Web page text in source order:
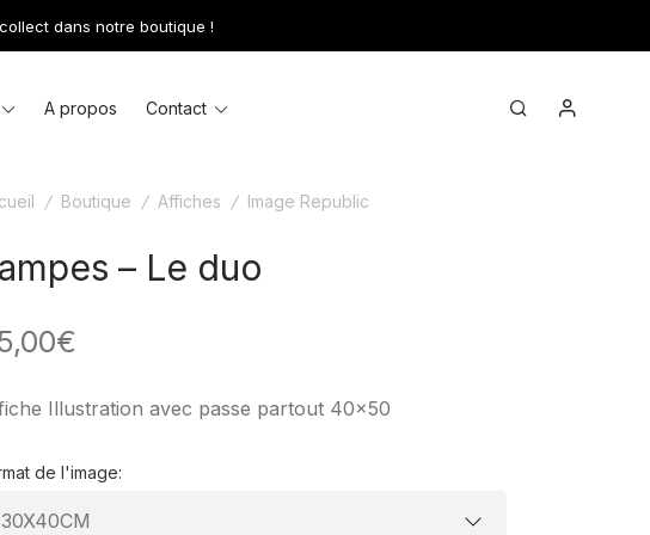
dans notre boutique !
ToggleA propos Contact
Toggle
Search
/ Boutique / Affiches / Image Republic
– Le duo
€
Illustration avec passe partout 40×50
de l'image